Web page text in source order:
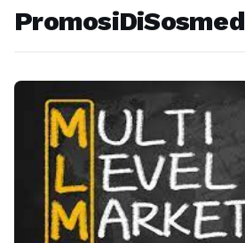
PromosiDiSosmed